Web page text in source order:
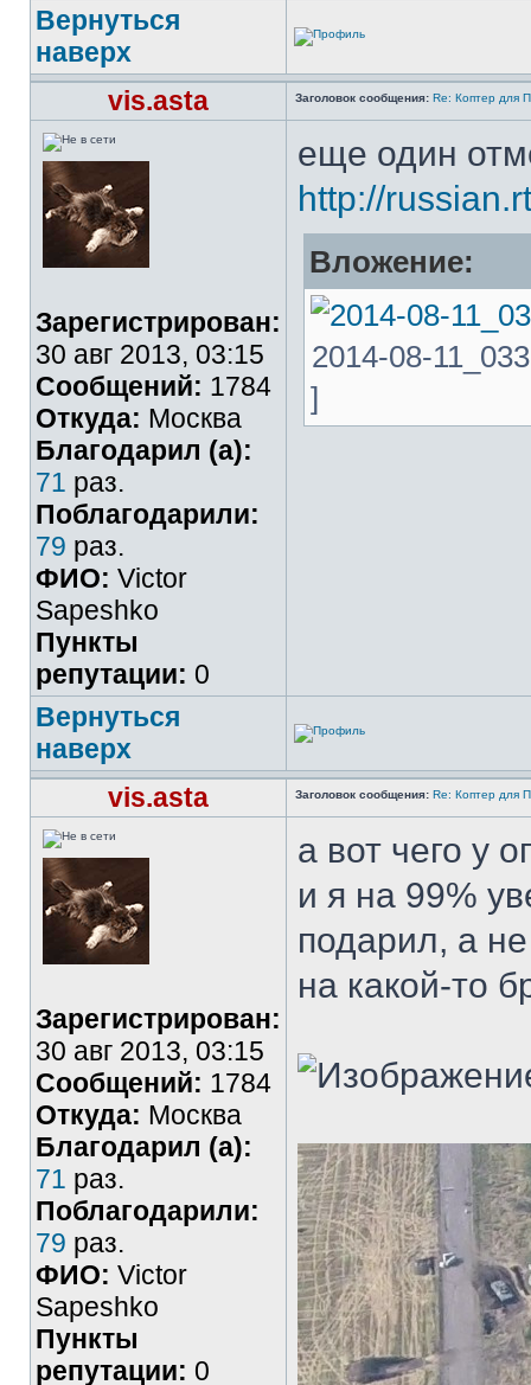
Вернуться
наверх
vis.asta
Заголовок сообщения: Re: Коптер для
Зарегистрирован:
30 авг 2013, 03:15
Сообщений: 1784
Откуда: Москва
Благодарил (а):
71 раз.
Поблагодарили:
79 раз.
ФИО: Victor
Sapeshko
Пункты
репутации: 0
еще один
http://
Вложение:
2014-08-
]
Вернуться
наверх
vis.asta
Заголовок сообщения: Re: Коптер для
Зарегистрирован:
30 авг 2013, 03:15
Сообщений: 1784
Откуда: Москва
Благодарил (а):
71 раз.
Поблагодарили:
79 раз.
ФИО: Victor
Sapeshko
Пункты
репутации: 0
а вот чего у
и я на 99%
подарил, а
на какой-то